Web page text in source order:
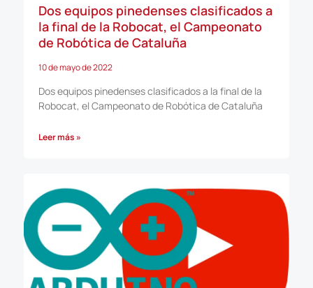
Dos equipos pinedenses clasificados a
la final de la Robocat, el Campeonato
de Robótica de Cataluña
10 de mayo de 2022
Dos equipos pinedenses clasificados a la final de la
Robocat, el Campeonato de Robótica de Cataluña
Leer más »